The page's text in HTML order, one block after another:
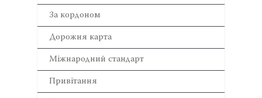
За кордоном
Дорожня карта
Міжнародний стандарт
Привітання